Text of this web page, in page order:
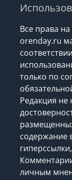
Все права
orenday.ru
только по
Редакция не
содержание
личным